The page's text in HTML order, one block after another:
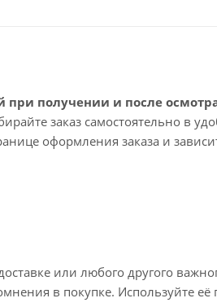
при получении и после
заказ самостоятельно в
оформления заказа и
напишите нам?
или любого другого
в покупке. Используйте её